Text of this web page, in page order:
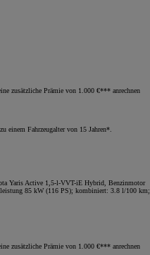
zusätzliche Prämie von 1.000 €*** anrechnen
einem Fahrzeugalter von 15 Jahren*.
Yaris Active 1,5-l-VVT-iE Hybrid, Benzinmotor
85 kW (116 PS); kombiniert: 3.8 l/100 km;
zusätzliche Prämie von 1.000 €*** anrechnen